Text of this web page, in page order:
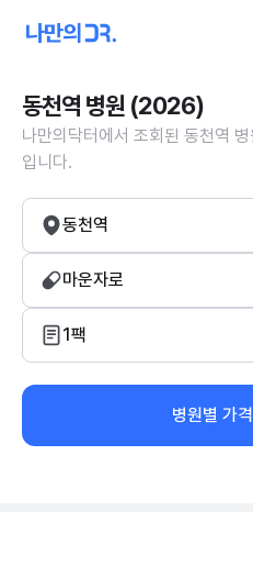
동천역 병원 (2026)
나만의닥터에서 조회된 동천역
입니다.
동천역
마운자로
1팩
병원별 가